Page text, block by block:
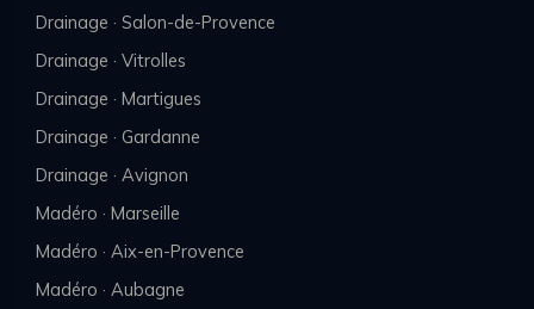
Drainage · Salon-de-Provence
Drainage · Vitrolles
Drainage · Martigues
Drainage · Gardanne
Drainage · Avignon
Madéro · Marseille
Madéro · Aix-en-Provence
Madéro · Aubagne